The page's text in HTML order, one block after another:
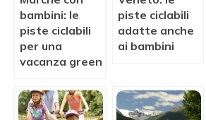
bambini: le
piste ciclabili
per una
vacanza green
piste ciclabili
adatte anche
ai bambini